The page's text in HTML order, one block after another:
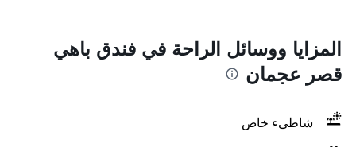
المزايا ووسائل الراحة في فندق باهي
قصر عجمان
شاطىء خاص